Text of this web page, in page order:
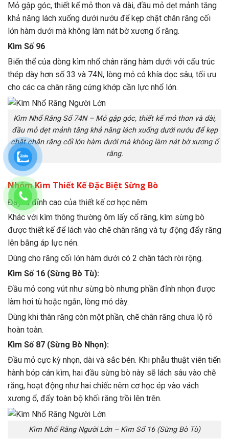
Mỏ gập góc, thiết kế mỏ thon và dài, đầu mỏ dẹt mảnh tăng
khả năng lách xuống dưới nướu để kẹp chặt chân răng cối
lớn hàm dưới mà không làm nát bờ xương ổ răng.
Kìm Số 96
Biến thể của dòng kìm nhổ chân răng hàm dưới với cấu trúc
thép dày hơn số 33 và 74N, lòng mỏ có khía dọc sâu, tối ưu
cho các ca chân răng cứng khớp cần lực nhổ lớn.
Kìm Nhổ Răng Số 74N – Mỏ gập góc, thiết kế mỏ thon và dài,
đầu mỏ dẹt mảnh tăng khả năng lách xuống dưới nướu để kẹp
chặt chân răng cối lớn hàm dưới mà không làm nát bờ xương ổ
răng.
Nhóm Kìm Thiết Kế Đặc Biệt Sừng Bò
Đây là đỉnh cao của thiết kế cơ học nêm.
Khác với kìm thông thường ôm lấy cổ răng, kìm sừng bò
được thiết kế để lách vào chẽ chân răng và tự động đẩy răng
lên bằng áp lực nén.
Dùng cho răng cối lớn hàm dưới có 2 chân tách rời rộng.
Kìm Số 16 (Sừng Bò Tù):
Đầu mỏ cong vút như sừng bò nhưng phần đỉnh nhọn được
làm hơi tù hoặc ngắn, lòng mỏ dày.
Dùng khi thân răng còn một phần, chẽ chân răng chưa lộ rõ
hoàn toàn.
Kìm Số 87 (Sừng Bò Nhọn):
Đầu mỏ cực kỳ nhọn, dài và sắc bén. Khi phẫu thuật viên tiến
hành bóp cán kìm, hai đầu sừng bò này sẽ lách sâu vào chẽ
răng, hoạt động như hai chiếc nêm cơ học ép vào vách
xương ổ, đẩy toàn bộ khối răng trồi lên trên.
Kìm Nhổ Răng Người Lớn – Kìm Số 16 (Sừng Bò Tù)